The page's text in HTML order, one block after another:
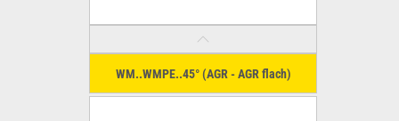
WM..WMPE..45° (AGR - AGR flach)